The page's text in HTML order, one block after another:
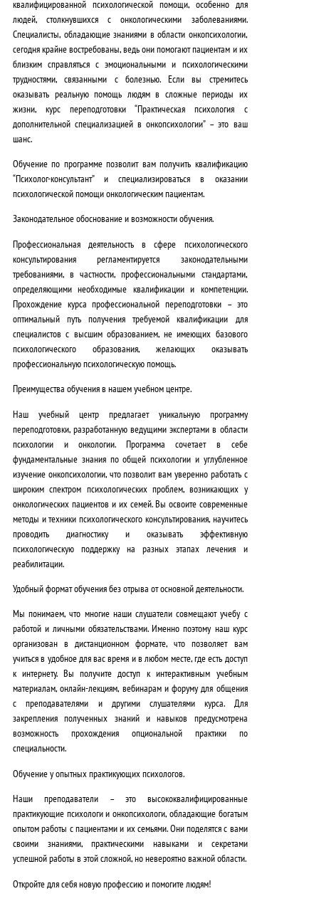
0
₽
.
квалифицированной психологической помощи, особенно для
людей, столкнувшихся с онкологическими заболеваниями.
Специалисты, обладающие знаниями в области онкопсихологии,
сегодня крайне востребованы, ведь они помогают пациентам и их
близким справляться с эмоциональными и психологическими
трудностями, связанными с болезнью. Если вы стремитесь
оказывать реальную помощь людям в сложные периоды их
жизни, курс переподготовки “Практическая психология с
дополнительной специализацией в онкопсихологии” – это ваш
шанс.
Обучение по программе позволит вам получить квалификацию
“Психолог-консультант” и специализироваться в оказании
психологической помощи онкологическим пациентам.
Законодательное обоснование и возможности обучения.
Профессиональная деятельность в сфере психологического
консультирования регламентируется законодательными
требованиями, в частности, профессиональными стандартами,
определяющими необходимые квалификации и компетенции.
Прохождение курса профессиональной переподготовки – это
оптимальный путь получения требуемой квалификации для
специалистов с высшим образованием, не имеющих базового
психологического образования, желающих оказывать
профессиональную психологическую помощь.
Преимущества обучения в нашем учебном центре.
Наш учебный центр предлагает уникальную программу
переподготовки, разработанную ведущими экспертами в области
психологии и онкологии. Программа сочетает в себе
фундаментальные знания по общей психологии и углубленное
изучение онкопсихологии, что позволит вам уверенно работать с
широким спектром психологических проблем, возникающих у
онкологических пациентов и их семей. Вы освоите современные
методы и техники психологического консультирования, научитесь
проводить диагностику и оказывать эффективную
психологическую поддержку на разных этапах лечения и
реабилитации.
Удобный формат обучения без отрыва от основной деятельности.
Мы понимаем, что многие наши слушатели совмещают учебу с
работой и личными обязательствами.Именно поэтому наш курс
организован в дистанционном формате, что позволяет вам
учиться в удобное для вас время и в любом месте, где есть доступ
к интернету. Вы получите доступ к интерактивным учебным
материалам, онлайн-лекциям, вебинарам и форуму для общения
с преподавателями и другими слушателями курса. Для
закрепления полученных знаний и навыков предусмотрена
возможность прохождения опциональной практики по
специальности.
Обучение у опытных практикующих психологов.
Наши преподаватели – это высококвалифицированные
практикующие психологи и онкопсихологи, обладающие богатым
опытом работы с пациентами и их семьями. Они поделятся с вами
своими знаниями, практическими навыками и секретами
успешной работы в этой сложной, но невероятно важной области.
Откройте для себя новую профессию и помогите людям!